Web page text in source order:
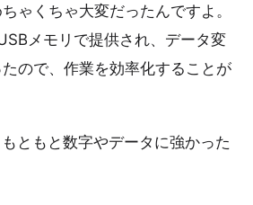
ゃくちゃ大変だったんですよ。
メモリで提供され、データ変
ので、作業を効率化することが
ともと数字やデータに強かった